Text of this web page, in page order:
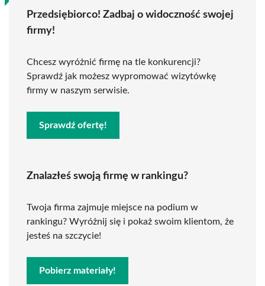
Przedsiębiorco! Zadbaj o widoczność swojej
firmy!
Chcesz wyróżnić firmę na tle konkurencji?
Sprawdź jak możesz wypromować wizytówkę
firmy w naszym serwisie.
Sprawdź ofertę!
Znalazłeś swoją firmę w rankingu?
Twoja firma zajmuje miejsce na podium w
rankingu? Wyróżnij się i pokaż swoim klientom, że
jesteś na szczycie!
Pobierz materiały!